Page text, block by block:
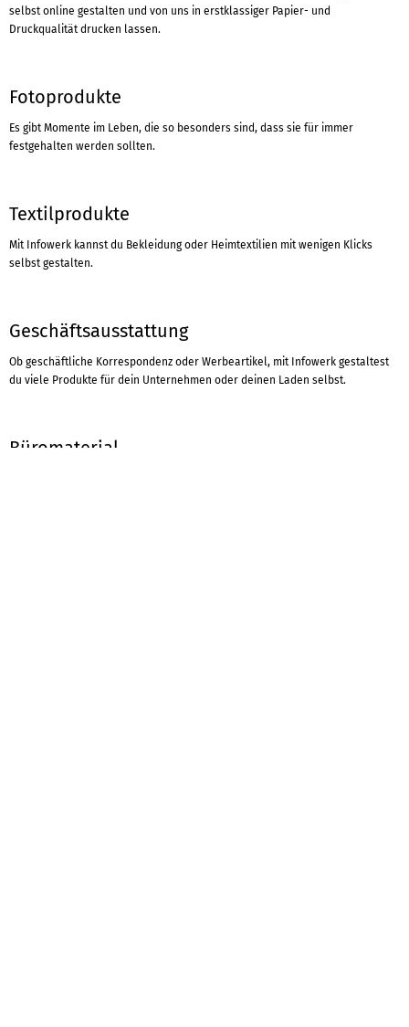
selbst online gestalten und von uns in erstklassiger Papier- und
Druckqualität drucken lassen.
Fotoprodukte
Es gibt Momente im Leben, die so besonders sind, dass sie für immer
festgehalten werden sollten.
Textilprodukte
Mit Infowerk kannst du Bekleidung oder Heimtextilien mit wenigen Klicks
selbst gestalten.
Geschäftsausstattung
Ob geschäftliche Korrespondenz oder Werbeartikel, mit Infowerk gestaltest
du viele Produkte für dein Unternehmen oder deinen Laden selbst.
Büromaterial